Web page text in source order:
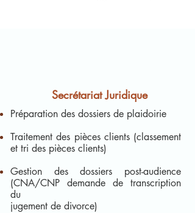
Secrétariat Juridique
Préparation des dossiers de plaidoirie
Traitement des pièces clients (classement
et tri des pièces clients)
Gestion des dossiers post-audience
(CNA/CNP demande de transcription
du
jugement de divorce)